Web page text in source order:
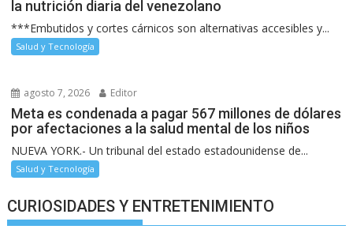
la nutrición diaria del venezolano
***Embutidos y cortes cárnicos son alternativas accesibles y...
Salud y Tecnología
agosto 7, 2026 Editor
Meta es condenada a pagar 567 millones de dólares
por afectaciones a la salud mental de los niños
NUEVA YORK.- Un tribunal del estado estadounidense de...
Salud y Tecnología
CURIOSIDADES Y ENTRETENIMIENTO